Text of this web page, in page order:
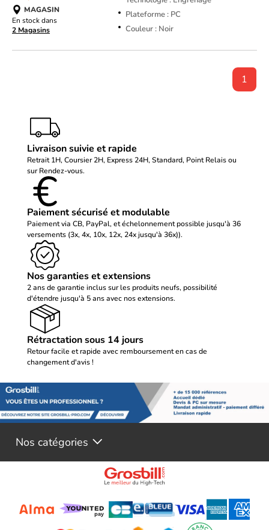
Plateforme : PC
Couleur : Noir
MAGASIN
En stock dans
2 Magasins
1
Livraison suivie et rapide
Retrait 1H, Coursier 2H, Express 24H, Standard, Point Relais ou
sur Rendez-vous.
Paiement sécurisé et modulable
Paiement via CB, PayPal, et échelonnement possible jusqu'à 36
versements (3x, 4x, 10x, 12x, 24x jusqu'à 36x)).
Nos garanties et extensions
2 ans de garantie inclus sur les produits neufs, possibilité
d'étendre jusqu'à 5 ans avec nos extensions.
Rétractation sous 14 jours
Retour facile et rapide avec remboursement en cas de
changement d'avis !
Nos catégories